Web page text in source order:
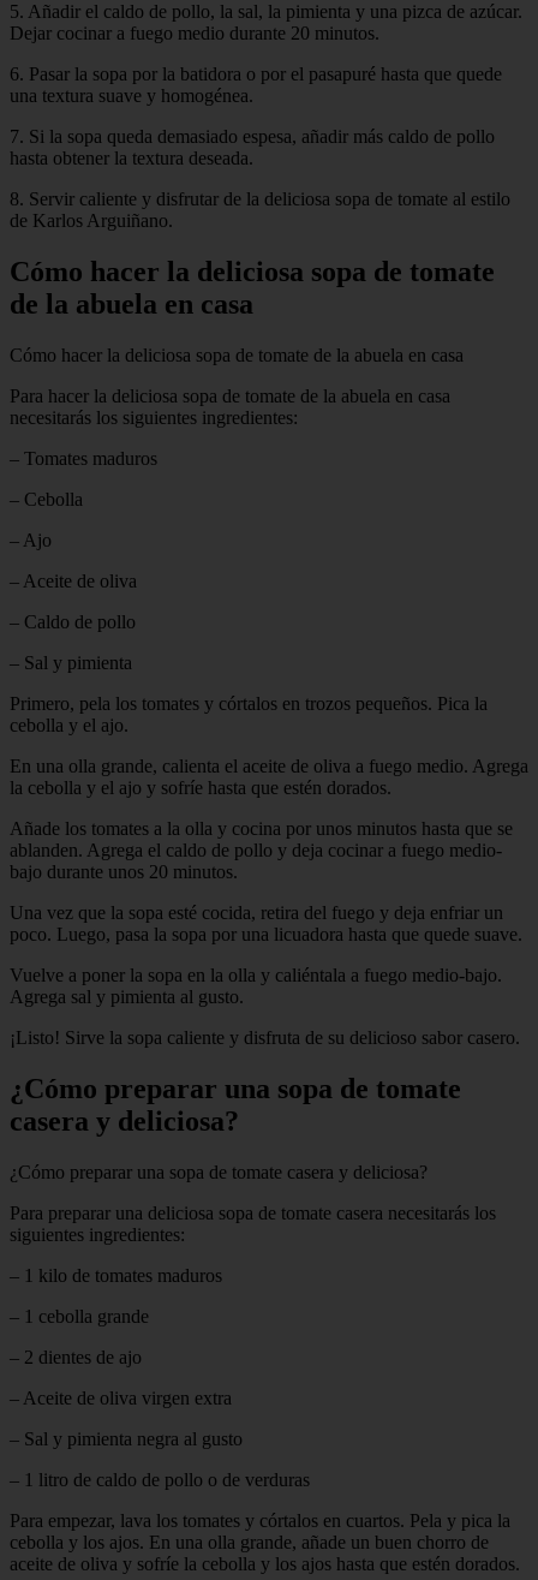
5. Añadir el caldo de pollo, la sal, la pimienta y una pizca de azúcar.
Dejar cocinar a fuego medio durante 20 minutos.
6. Pasar la sopa por la batidora o por el pasapuré hasta que quede
una textura suave y homogénea.
7. Si la sopa queda demasiado espesa, añadir más caldo de pollo
hasta obtener la textura deseada.
8. Servir caliente y disfrutar de la deliciosa sopa de tomate al estilo
de Karlos Arguiñano.
Cómo hacer la deliciosa sopa de tomate
de la abuela en casa
Cómo hacer la deliciosa sopa de tomate de la abuela en casa
Para hacer la deliciosa sopa de tomate de la abuela en casa
necesitarás los siguientes ingredientes:
– Tomates maduros
– Cebolla
– Ajo
– Aceite de oliva
– Caldo de pollo
– Sal y pimienta
Primero, pela los tomates y córtalos en trozos pequeños. Pica la
cebolla y el ajo.
En una olla grande, calienta el aceite de oliva a fuego medio. Agrega
la cebolla y el ajo y sofríe hasta que estén dorados.
Añade los tomates a la olla y cocina por unos minutos hasta que se
ablanden. Agrega el caldo de pollo y deja cocinar a fuego medio-
bajo durante unos 20 minutos.
Una vez que la sopa esté cocida, retira del fuego y deja enfriar un
poco. Luego, pasa la sopa por una licuadora hasta que quede suave.
Vuelve a poner la sopa en la olla y caliéntala a fuego medio-bajo.
Agrega sal y pimienta al gusto.
¡Listo! Sirve la sopa caliente y disfruta de su delicioso sabor casero.
¿Cómo preparar una sopa de tomate
casera y deliciosa?
¿Cómo preparar una sopa de tomate casera y deliciosa?
Para preparar una deliciosa sopa de tomate casera necesitarás los
siguientes ingredientes:
– 1 kilo de tomates maduros
– 1 cebolla grande
– 2 dientes de ajo
– Aceite de oliva virgen extra
– Sal y pimienta negra al gusto
– 1 litro de caldo de pollo o de verduras
Para empezar, lava los tomates y córtalos en cuartos. Pela y pica la
cebolla y los ajos. En una olla grande, añade un buen chorro de
aceite de oliva y sofríe la cebolla y los ajos hasta que estén dorados.